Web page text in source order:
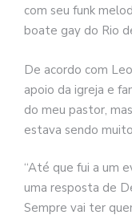
com seu funk
boate gay do Rio
De acordo com
apoio da igreja e
do meu pastor,
estava sendo
“Até que fui a um
uma resposta de
Sempre vai ter